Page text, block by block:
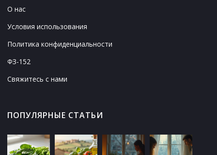
О нас
Условия использования
Политика конфиденциальности
ФЗ-152
Свяжитесь с нами
ПОПУЛЯРНЫЕ СТАТЬИ